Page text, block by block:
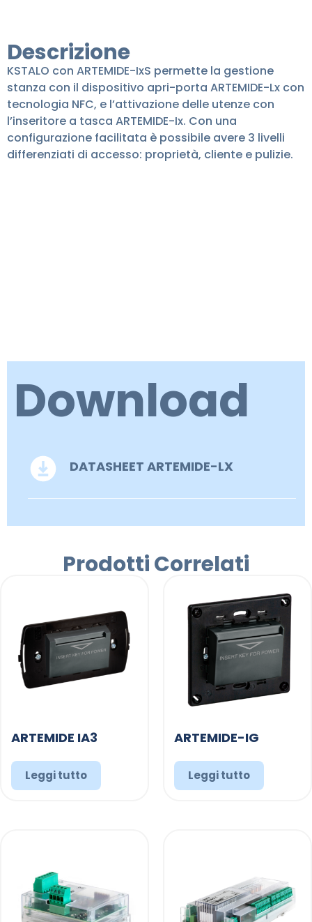
Descrizione
KSTALO con ARTEMIDE-IxS permette la gestione
stanza con il dispositivo apri-porta ARTEMIDE-Lx con
tecnologia NFC, e l’attivazione delle utenze con
l’inseritore a tasca ARTEMIDE-Ix. Con una
configurazione facilitata è possibile avere 3 livelli
differenziati di accesso: proprietà, cliente e pulizie.
Download
DATASHEET ARTEMIDE-LX
Prodotti Correlati
ARTEMIDE IA3
Leggi tutto
ARTEMIDE-IG
Leggi tutto